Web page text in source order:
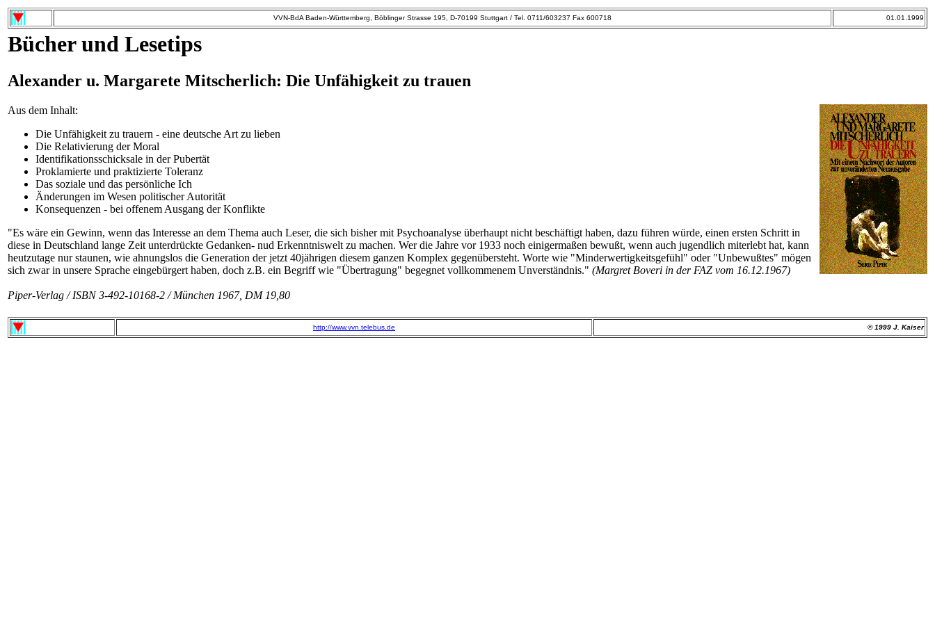
VVN-BdA Baden-Württemberg, Böblinger Strasse 195, D-70199 Stuttgart / Tel. 0711/603237 Fax 600718 01.01.1999
Bücher und Lesetips
Alexander u. Margarete Mitscherlich: Die Unfähigkeit zu trauen
Aus dem Inhalt:
Die Unfähigkeit zu trauern - eine deutsche Art zu lieben
Die Relativierung der Moral
Identifikationsschicksale in der Pubertät
Proklamierte und praktizierte Toleranz
Das soziale und das persönliche Ich
Änderungen im Wesen politischer Autorität
Konsequenzen - bei offenem Ausgang der Konflikte
"Es wäre ein Gewinn, wenn das Interesse an dem Thema auch Leser, die sich bisher mit Psychoanalyse überhaupt nicht beschäftigt haben, dazu führen würde, einen ersten Schritt in
diese in Deutschland lange Zeit unterdrückte Gedanken- nud Erkenntniswelt zu machen. Wer die Jahre vor 1933 noch einigermaßen bewußt, wenn auch jugendlich miterlebt hat, kann
heutzutage nur staunen, wie ahnungslos die Generation der jetzt 40jährigen diesem ganzen Komplex gegenübersteht. Worte wie "Minderwertigkeitsgefühl" oder "Unbewußtes" mögen
sich zwar in unsere Sprache eingebürgert haben, doch z.B. ein Begriff wie "Übertragung" begegnet vollkommenem Unverständnis." (Margret Boveri in der FAZ vom 16.12.1967)
Piper-Verlag / ISBN 3-492-10168-2 / München 1967, DM 19,80
http://www.vvn.telebus.de © 1999 J. Kaiser